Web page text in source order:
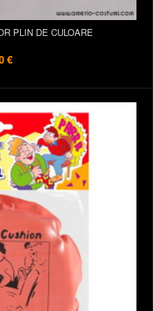
PLIN DE CULOARE
€